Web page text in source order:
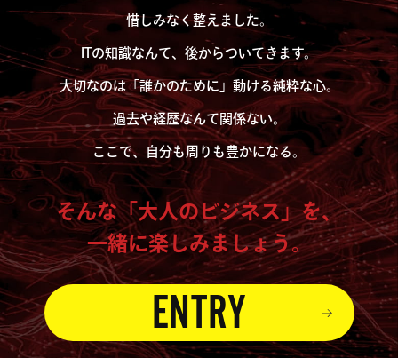
惜しみなく整えました。
ITの知識なんて、後からついてきます。
大切なのは「誰かのために」動ける純粋な心。
過去や経歴なんて関係ない。
ここで、自分も周りも豊かになる。
そんな「大人のビジネス」を、
一緒に楽しみましょう。
ENTRY